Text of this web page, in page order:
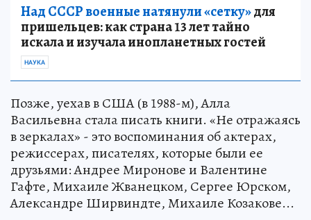
Над СССР военные натянули «сетку»для
пришельцев: как страна 13 лет тайно
искала и изучала инопланетных гостей
НАУКА
Позже, уехав в США (в 1988-м), Алла
Васильевна стала писать книги. «Не отражаясь
в зеркалах» - это воспоминания об актерах,
режиссерах, писателях, которые были ее
друзьями: Андрее Миронове и Валентине
Гафте, Михаиле Жванецком, Сергее Юрском,
Александре Ширвиндте, Михаиле Козакове...